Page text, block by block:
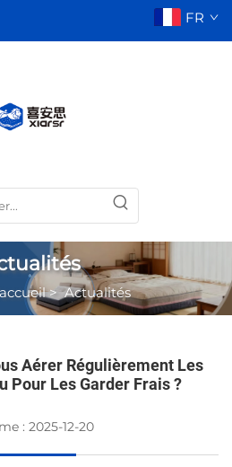
FR
>Actualités
Aérer Régulièrement Les
Pour Les Garder Frais ?
: 2025-12-20